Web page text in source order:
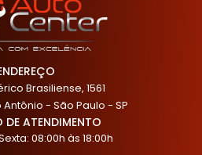
Brasiliense, 1561
- São Paulo - SP
DE ATENDIMENTO
08:00h às 18:00h